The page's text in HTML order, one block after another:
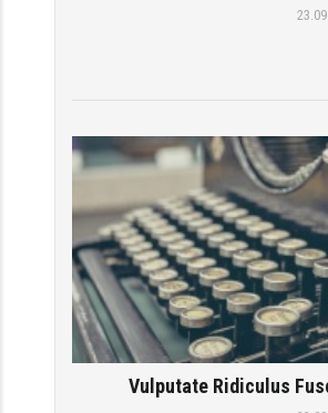
Vulputate Ridiculus